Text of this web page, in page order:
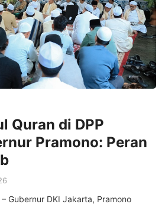
Quran di DPP
Pramono: Peran
Gubernur DKI Jakarta, Pramono